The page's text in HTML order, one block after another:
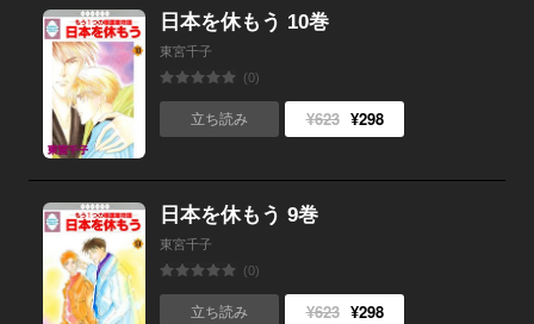
日本を休もう 10巻
東宮千子
(0)
立ち読み ¥623 ¥298
日本を休もう 9巻
東宮千子
(0)
立ち読み ¥623 ¥298